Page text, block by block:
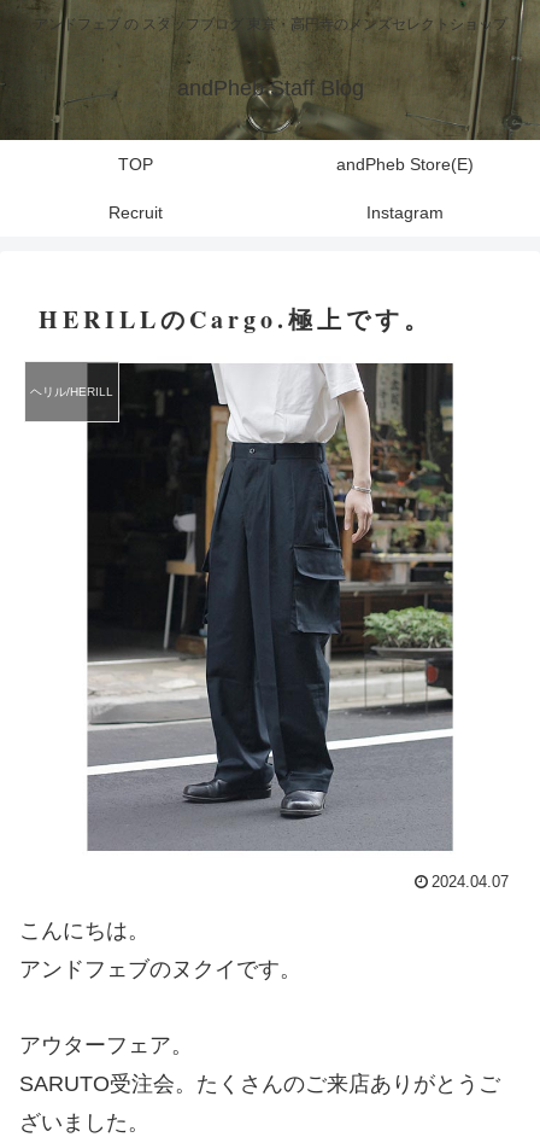
アンドフェブ の スタッフブログ 東京・高円寺のメンズセレクトショップ
andPheb Staff Blog
TOP andPheb Store(E)
Recruit Instagram
HERILLのCargo.極上です。
ヘリル/HERILL
2024.04.07
こんにちは。
アンドフェブのヌクイです。
アウターフェア。
SARUTO受注会。たくさんのご来店ありがとうご
ざいました。